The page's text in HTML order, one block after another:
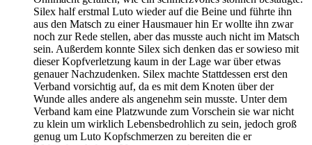
Silex half erstmal Luto wieder auf die Beine und führte ihn
aus den Matsch zu einer Hausmauer hin Er wollte ihn zwar
noch zur Rede stellen, aber das musste auch nicht im Matsch
sein. Außerdem konnte Silex sich denken das er sowieso mit
dieser Kopfverletzung kaum in der Lage war über etwas
genauer Nachzudenken. Silex machte Stattdessen erst den
Verband vorsichtig auf, da es mit dem Knoten über der
Wunde alles andere als angenehm sein musste. Unter dem
Verband kam eine Platzwunde zum Vorschein sie war nicht
zu klein um wirklich Lebensbedrohlich zu sein, jedoch groß
genug um Luto Kopfschmerzen zu bereiten die er